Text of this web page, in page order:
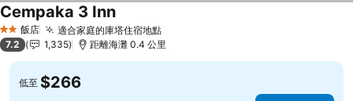
2 星級飯店 適合家庭的庫塔住宿地點查看價格
Cempaka 3 Inn查看價格
7.2 1,335 距離海灘 0.4 公里
低至 $266